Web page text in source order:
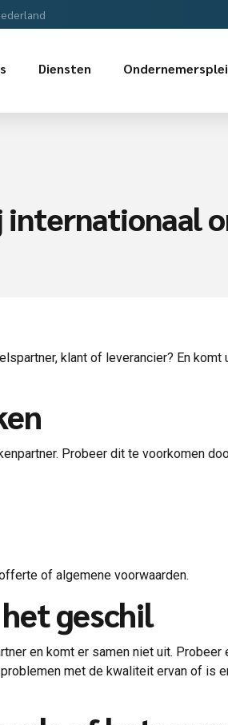
Diensten
internationaal
klant of leverancier? En
Probeer dit te voorkomen
of algemene voorwaarden.
geschil
en komt er samen niet uit.
met de kwaliteit ervan of is